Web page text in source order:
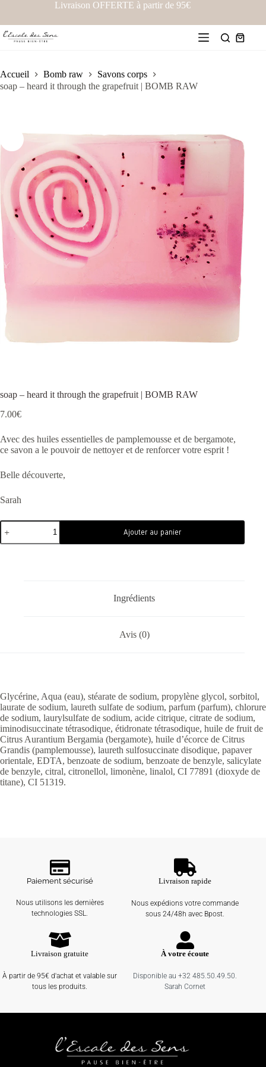
Livraison OFFERTE à partir de 95€
Accueil Bomb raw
Savons corps
soap – heard it through the grapefruit | BOMB RAW
soap – heard it through the grapefruit | BOMB RAW
7.00€
Avec des huiles essentielles de pamplemousse et de bergamote,
ce savon a le pouvoir de nettoyer et de renforcer votre esprit !
Belle découverte,
Sarah
Ajouter au panier
Ingrédients
Avis (0)
Glycérine, Aqua (eau), stéarate de sodium, propylène glycol, sorbitol,
laurate de sodium, laureth sulfate de sodium, parfum (parfum), chlorure
de sodium, laurylsulfate de sodium, acide citrique, citrate de sodium,
iminodisuccinate tétrasodique, étidronate tétrasodique, huile de fruit de
Citrus Aurantium Bergamia (bergamote), huile d’écorce de Citrus
Grandis (pamplemousse), laureth sulfosuccinate disodique, papaver
orientale, EDTA, benzoate de sodium, benzoate de benzyle, salicylate
de benzyle, citral, citronellol, limonène, linalol, CI 77891 (dioxyde de
titane), CI 51319.
Paiement sécurisé
Nous utilisons les dernières
technologies SSL.
Livraison rapide
Nous expédions votre commande
sous 24/48h avec Bpost.
Livraison gratuite
À partir de 95€ d'achat et valable sur
tous les produits.
À votre écoute
Disponible au +32 485.50.49.50.
Sarah Cornet